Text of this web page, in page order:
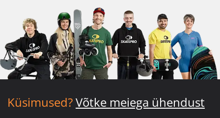
Küsimused?Võtke meiega ühendust